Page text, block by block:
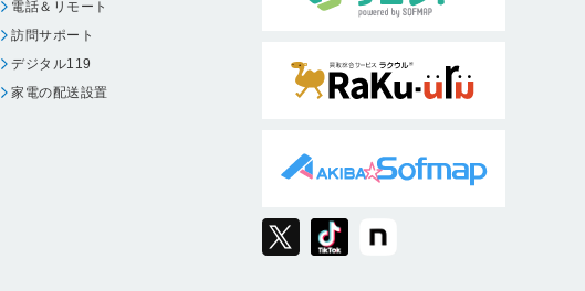
電話＆リモート
訪問サポート
デジタル119
家電の配送設置